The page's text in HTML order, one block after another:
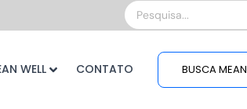
Pesquisar
...
WELL CONTATO BUSCA